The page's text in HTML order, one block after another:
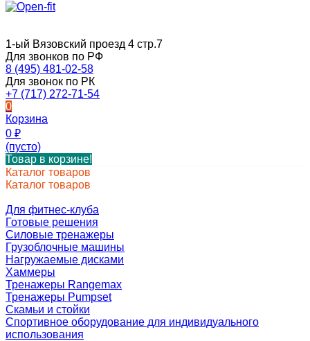
1-ый Вязовский проезд 4 стр.7
Для звонков по РФ
8 (495) 481-02-58
Для звонок по РК
+7 (717) 272-71-54
0
Корзина
0 ₽
(пусто)
Товар в корзине!
Каталог товаров
Каталог товаров
Для фитнес-клуба
Готовые решения
Силовые тренажеры
Грузоблочные машины
Нагружаемые дисками
Хаммеры
Тренажеры Rangemax
Тренажеры Pumpset
Скамьи и стойки
Спортивное оборудование для индивидуального
использования